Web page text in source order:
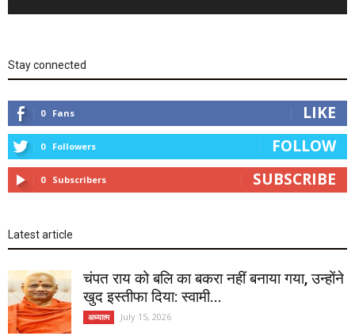
Stay connected
0 Fans LIKE
0 Followers FOLLOW
0 Subscribers SUBSCRIBE
Latest article
चंपत राय को बलि का बकरा नहीं बनाया गया, उन्होंने
खुद इस्तीफा दिया: स्वामी...
अध्यात्म July 15, 2026